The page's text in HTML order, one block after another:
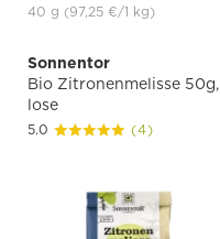
40 g (97,25 €/1 kg)
Sonnentor
Bio Zitronenmelisse 50g,
lose
5.0 (4)